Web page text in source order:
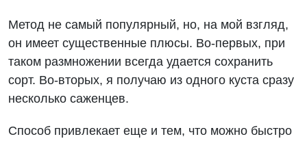
Метод не самый популярный, но, на мой взгляд,
он имеет существенные плюсы. Во-первых, при
таком размножении всегда удается сохранить
сорт. Во-вторых, я получаю из одного куста сразу
несколько саженцев.
Способ привлекает еще и тем, что можно быстро